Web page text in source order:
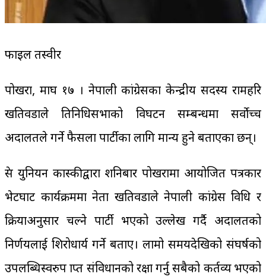
फाइल तस्वीर
पोखरा, माघ १७ । नेपाली कांग्रेसका केन्द्रीय सदस्य रामहरि
खतिवडाले प्रतिनिधिसभाको विघटन सम्बन्धमा सर्वोच्च
अदालतले गर्ने फैसला पार्टीका लागि मान्य हुने बताएका छन्।
प्रेस युनियन कास्कीद्वारा शनिबार पोखरामा आयोजित पत्रकार
भेटघाट कार्यक्रममा नेता खतिवडाले नेपाली कांग्रेस विधि र
प्रक्रियाअनुसार चल्ने पार्टी भएको उल्लेख गर्दै अदालतको
निर्णयलाई शिरोधार्य गर्ने बताए। लामो समयदेखिको संघर्षको
उपलब्धिस्वरुप प्राप्त संविधानको रक्षा गर्नु सबैको कर्तव्य भएको